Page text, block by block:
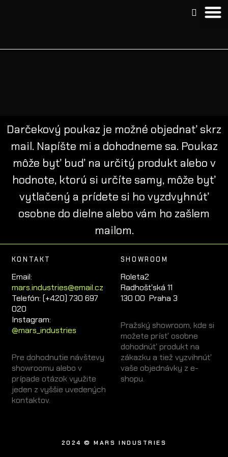
Darčekový poukaz je možné objednať skrz
mail. Napíšte mi a dohodneme sa. Poukaz
môže byť buď na určitý produkt alebo v
hodnote, ktorú si určíte samy, môže byť
vytlačený a prídete si ho vyzdvyhnúť
osobne do dielne alebo vám ho zašlem
mailom.
KONTAKT
Email:
mars.industries@email.cz
Telefón: (+420) 730 697
020
Instagram:
@mars_industries
Pre dohodnutie návštevy
showroomu alebo v
prípade otázok využite
jeden z vyššie uvedených
kontaktov.
SHOWROOM
Roleta2
Radhošťská 11
130 00 Praha 3
Pražský showroom, kde si
možete prísť osobne
dohodnúť produkt na
zákazku a tiež vyzvihnúť
vaše objednávky z e-
shopu.
2024 © MARS INDUSTRIES